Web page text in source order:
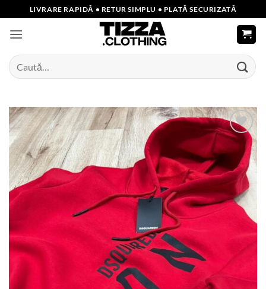
to
content
LIVRARE RAPIDĂ • RETUR SIMPLU • PLATĂ SECURIZATĂ
Caută
după:
Add to
wishlist